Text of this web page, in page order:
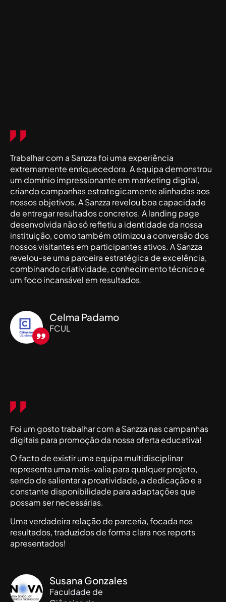
Trabalhar com a Sanzza foi uma experiência
extremamente enriquecedora. A equipa demonstrou
um domínio impressionante em marketing digital,
criando campanhas estrategicamente alinhadas aos
nossos objetivos. A Sanzza revelou boa capacidade
de entregar resultados concretos. A landing page
desenvolvida não só refletiu a identidade da nossa
instituição, como também otimizou a conversão dos
nossos visitantes em participantes ativos. A Sanzza
revelou-se uma parceira estratégica de excelência,
combinando criatividade, conhecimento técnico e
um foco incansável em resultados.
Celma Padamo
FCUL
Foi um gosto trabalhar com a Sanzza nas campanhas
digitais para promoção da nossa oferta educativa!
O facto de existir uma equipa multidisciplinar
representa uma mais-valia para qualquer projeto,
sendo de salientar a proatividade, a dedicação e a
constante disponibilidade para adaptações que
possam ser necessárias.
Uma verdadeira relação de parceria, focada nos
resultados, traduzidos de forma clara nos reports
apresentados!
Susana Gonzales
Faculdade de